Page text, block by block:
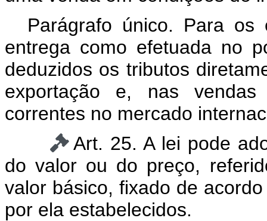
Parágrafo único. Para
entrega como efetuada no
deduzidos os tributos
exportação e, nas
correntes no mercado
Art. 25. A lei pode
do valor ou do preço,
valor básico, fixado de
por ela estabelecidos.